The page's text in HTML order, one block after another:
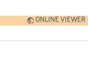
ONLINE VIEWER